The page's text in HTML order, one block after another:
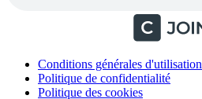
Conditions générales d'utilisation
Politique de confidentialité
Politique des cookies